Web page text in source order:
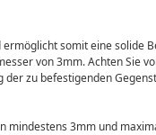
somit eine solide
von 3mm. Achten Sie
der zu befestigenden
mindestens 3mm und